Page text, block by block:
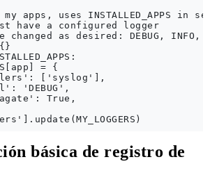
apps, uses INSTALLED_APPS in
have a configured logger
as desired: DEBUG, INFO,
{}
= {
['syslog'],
'DEBUG',
True,
básica de registro de